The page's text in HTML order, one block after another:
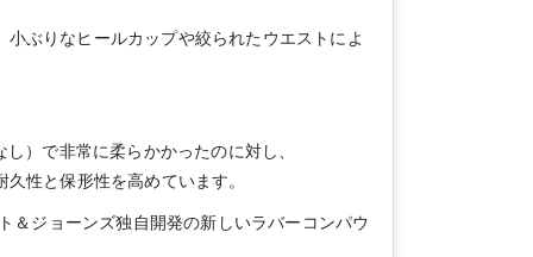
ぶりなヒールカップや絞られたウエストによ
で非常に柔らかかったのに対し、
性と保形性を高めています。
ジョーンズ独自開発の新しいラバーコンパウ